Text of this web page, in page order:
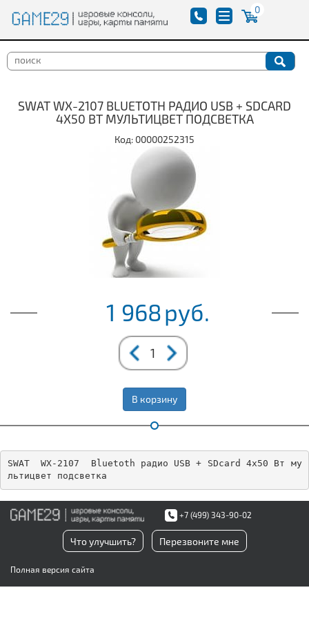
0
SWAT WX-2107 BLUETOTH РАДИО USB + SDCARD
4Х50 ВТ МУЛЬТИЦВЕТ ПОДСВЕТКА
Код: 00000252315
1 968руб.
В корзину
SWAT  WX-2107  Bluetoth радио USB + SDcard 4х50 Вт му
льтицвет подсветка
+7 (499) 343-90-02
Что улучшить? Перезвоните мне
Полная версия сайта